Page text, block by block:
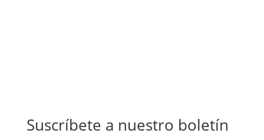
Suscríbete a nuestro boletín